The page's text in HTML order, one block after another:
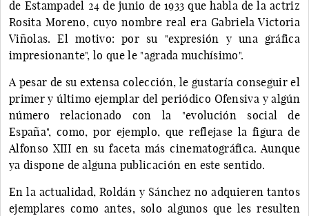
de Estampadel 24 de junio de 1933 que habla de la actriz
Rosita Moreno, cuyo nombre real era Gabriela Victoria
Viñolas. El motivo: por su "expresión y una gráfica
impresionante", lo que le "agrada muchísimo".
A pesar de su extensa colección, le gustaría conseguir el
primer y último ejemplar del periódico Ofensiva y algún
número relacionado con la "evolución social de
España", como, por ejemplo, que reflejase la figura de
Alfonso XIII en su faceta más cinematográfica. Aunque
ya dispone de alguna publicación en este sentido.
En la actualidad, Roldán y Sánchez no adquieren tantos
ejemplares como antes, solo algunos que les resulten